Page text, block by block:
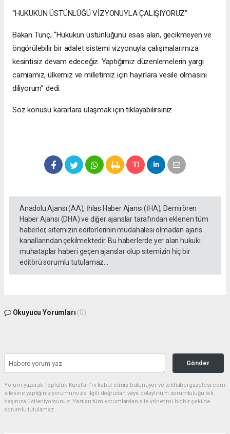
“HUKUKUN ÜSTÜNLÜĞÜ VİZYONUYLA ÇALIŞIYORUZ”
Bakan Tunç, “Hukukun üstünlüğünü esas alan, gecikmeyen ve
öngörülebilir bir adalet sistemi vizyonuyla çalışmalarımıza
kesintisiz devam edeceğiz. Yaptığımız düzenlemelerin yargı
camiamız, ülkemiz ve milletimiz için hayırlara vesile olmasını
diliyorum” dedi.
Söz konusu kararlara ulaşmak için tıklayabilirsiniz
Anadolu Ajansı (AA), İhlas Haber Ajansı (İHA), Demirören
Haber Ajansı (DHA) ve diğer ajanslar tarafından eklenen tüm
haberler, sitemizin editörlerinin müdahalesi olmadan ajans
kanallarından çekilmektedir. Bu haberlerde yer alan hukuki
muhataplar haberi geçen ajanslar olup sitemizin hiç bir
editörü sorumlu tutulamaz...
Okuyucu Yorumları (0)
Gönder
Yorum yazarak Topluluk Kuralları’nı kabul etmiş bulunuyor ve tekhabergazetesi.com
sitesine yaptığınız yorumunuzla ilgili doğrudan veya dolaylı tüm sorumluluğu tek
başınıza üstleniyorsunuz. Yazılan tüm yorumlardan site yönetimi hiçbir şekilde
sorumlu tutulamaz.